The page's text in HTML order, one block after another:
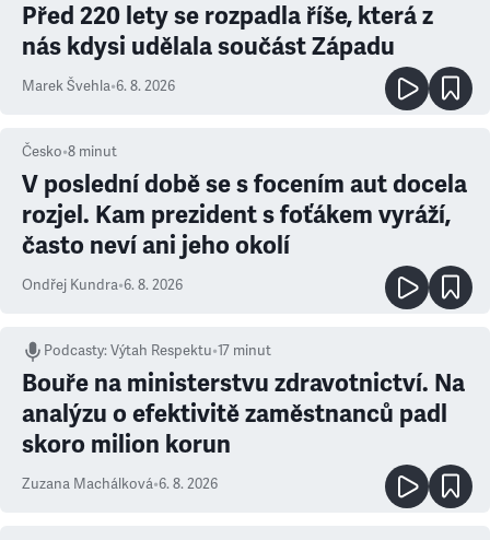
Před 220 lety se rozpadla říše, která z
nás kdysi udělala součást Západu
Marek Švehla•6. 8. 2026
Česko•8 minut
V poslední době se s focením aut docela
rozjel. Kam prezident s foťákem vyráží,
často neví ani jeho okolí
Ondřej Kundra•6. 8. 2026
Podcasty:Výtah Respektu•17 minut
Bouře na ministerstvu zdravotnictví. Na
analýzu o efektivitě zaměstnanců padl
skoro milion korun
Zuzana Machálková•6. 8. 2026